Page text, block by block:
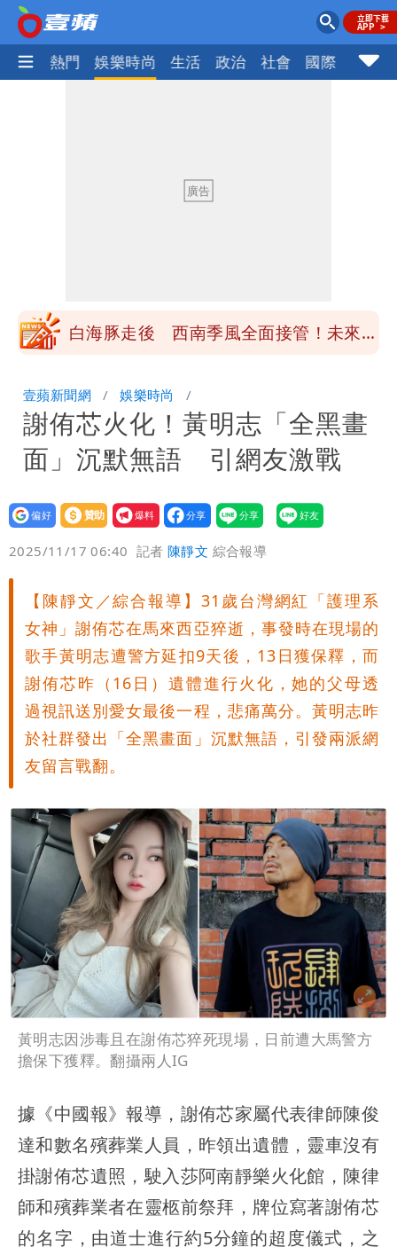
焦點 熱門 娛樂時尚 生活 政治 社會 國際 財經
姜厚任女友3碩1博都在騙？ 精神科醫
核武
白海豚走後 西南季風全面接管！未來一
他崩潰喊完蛋
黑面嫁女席開200桌搞成演唱會 她嫌高
調轉為感動「這是他愛我的方式」
以色列媒體驚爆：伊朗最高領袖緊急送醫
台北山區升級「大豪雨」！基隆北海岸逢
大潮 恐海水倒灌
澎湖13兒女擠住10坪屋 媽帶補助款離
家！縣府出手了
經紀人強吻女藝人「我又沒伸舌頭」 連
法官都怒了：相當噁心
桃園復興宣布今停班課！全台放假情形一
次看
慈濟遭詐10億 他點名顏博文下台：認
錯有那麼難嗎？
颱風相當有感！海警持續到明晨 北部風
雨這時才變小
五月天冠佑20歲女兒「遭AI假造不雅影
像」 憤怒發聲：已截圖
最新風雨預測！今天「9地區」達停班課
標準
姜厚任女友3碩1博都在騙？ 精神科醫
師：「幻謊者」無法治
壹蘋新聞網 娛樂時尚
謝侑芯火化！黃明志「全黑畫
面」沉默無語 引網友激戰
設為
贊助
我要
爆料
2025/11/17 06:40 記者陳靜文 綜合報導
【陳靜文／綜合報導】31歲台灣網紅「護理系
女神」謝侑芯在馬來西亞猝逝，事發時在現場的
歌手黃明志遭警方延扣9天後，13日獲保釋，而
謝侑芯昨（16日）遺體進行火化，她的父母透
過視訊送別愛女最後一程，悲痛萬分。黃明志昨
於社群發出「全黑畫面」沉默無語，引發兩派網
友留言戰翻。
黃明志因涉毒且在謝侑芯猝死現場，日前遭大馬警方
擔保下獲釋。翻攝兩人IG
據《中國報》報導，謝侑芯家屬代表律師陳俊
達和數名殯葬業人員，昨領出遺體，靈車沒有
掛謝侑芯遺照，駛入莎阿南靜樂火化館，陳律
師和殯葬業者在靈柩前祭拜，牌位寫著謝侑芯
的名字，由道士進行約5分鐘的超度儀式，之